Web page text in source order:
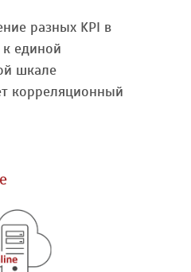
разных KPI в
к единой
шкале
корреляционный